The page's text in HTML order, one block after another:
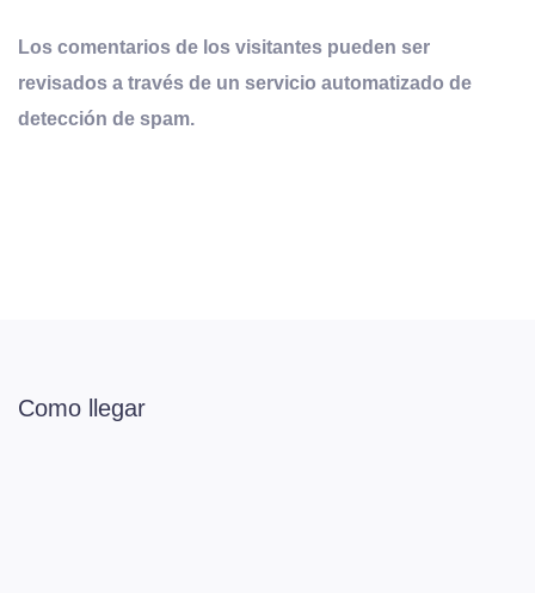
Los comentarios de los visitantes pueden ser
revisados a través de un servicio automatizado de
detección de spam.
Como llegar